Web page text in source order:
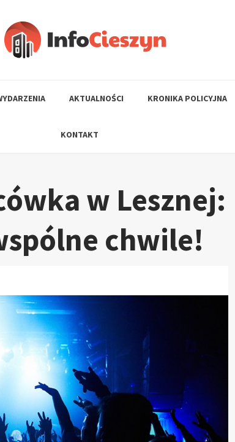
AKTUALNOŚCI KRONIKA POLICYJNA
KONTAKT
w Lesznej:
chwile!